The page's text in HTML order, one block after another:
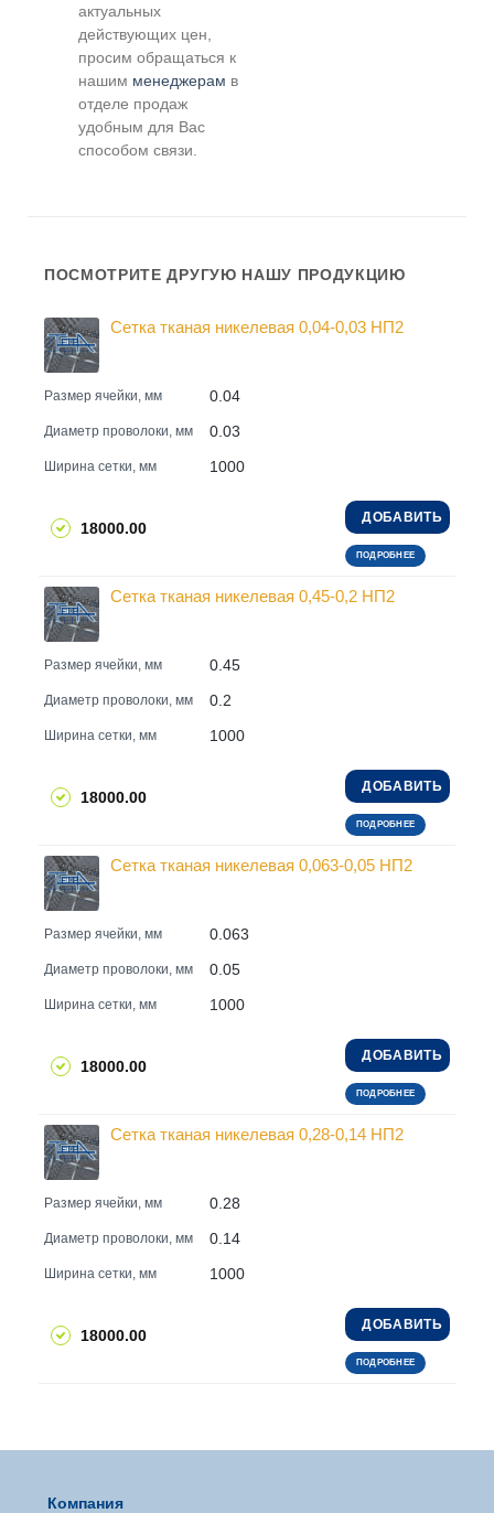
актуальных
действующих цен,
просим обращаться к
нашим менеджерам в
отделе продаж
удобным для Вас
способом связи.
ПОСМОТРИТЕ ДРУГУЮ НАШУ ПРОДУКЦИЮ
Сетка тканая никелевая 0,04-0,03 НП2
Размер ячейки, мм 0.04
Диаметр проволоки, мм 0.03
Ширина сетки, мм 1000
18000.00
ДОБАВИТЬ
ПОДРОБНЕЕ
Сетка тканая никелевая 0,45-0,2 НП2
Размер ячейки, мм 0.45
Диаметр проволоки, мм 0.2
Ширина сетки, мм 1000
18000.00
ДОБАВИТЬ
ПОДРОБНЕЕ
Сетка тканая никелевая 0,063-0,05 НП2
Размер ячейки, мм 0.063
Диаметр проволоки, мм 0.05
Ширина сетки, мм 1000
18000.00
ДОБАВИТЬ
ПОДРОБНЕЕ
Сетка тканая никелевая 0,28-0,14 НП2
Размер ячейки, мм 0.28
Диаметр проволоки, мм 0.14
Ширина сетки, мм 1000
18000.00
ДОБАВИТЬ
ПОДРОБНЕЕ
Компания